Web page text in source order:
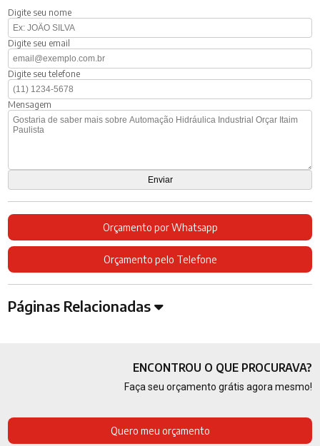
Digite seu nome
Digite seu email
Digite seu telefone
Mensagem
Orçamento por Whatsapp
Orçamento pelo Telefone
Páginas Relacionadas
ENCONTROU O QUE PROCURAVA?
Faça seu orçamento grátis agora mesmo!
Quero meu orçamento